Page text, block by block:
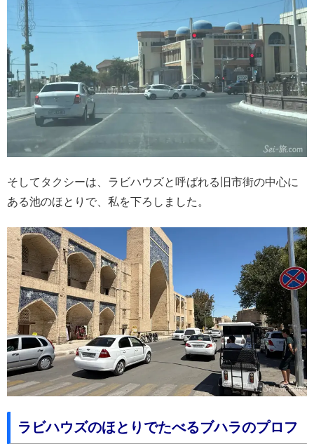
そしてタクシーは、ラビハウズと呼ばれる旧市街の中心に
ある池のほとりで、私を下ろしました。
ラビハウズのほとりでたべるブハラのプロフ